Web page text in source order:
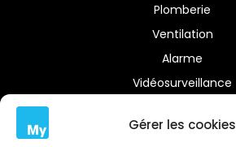
Gérer les cookies
Plomberie
Ventilation
Alarme
Vidéosurveillance
CONTACT INFO